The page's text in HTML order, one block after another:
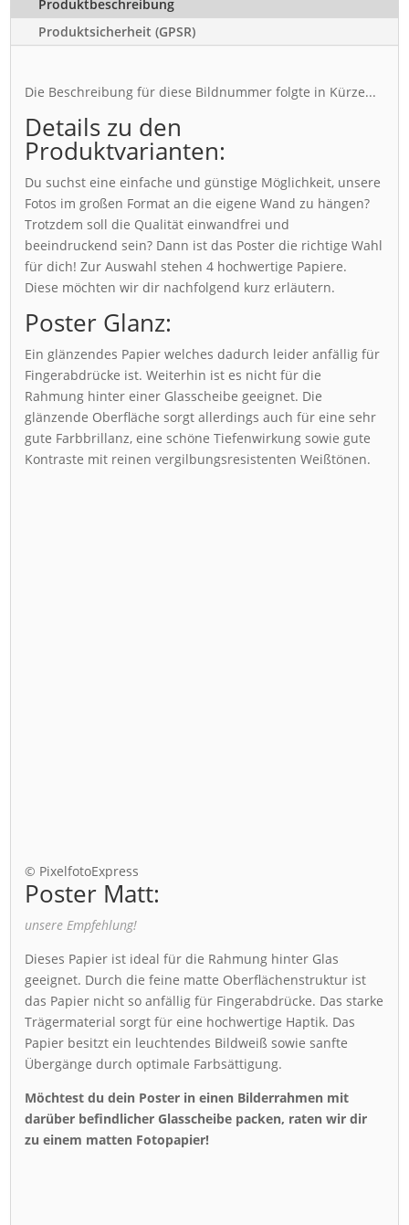
Produktbeschreibung
Produktsicherheit (GPSR)
Die Beschreibung für diese Bildnummer folgte in Kürze...
Details zu den
Produktvarianten:
Du suchst eine einfache und günstige Möglichkeit, unsere
Fotos im großen Format an die eigene Wand zu hängen?
Trotzdem soll die Qualität einwandfrei und
beeindruckend sein? Dann ist das Poster die richtige Wahl
für dich! Zur Auswahl stehen 4 hochwertige Papiere.
Diese möchten wir dir nachfolgend kurz erläutern.
Poster Glanz:
Ein glänzendes Papier welches dadurch leider anfällig für
Fingerabdrücke ist. Weiterhin ist es nicht für die
Rahmung hinter einer Glasscheibe geeignet. Die
glänzende Oberfläche sorgt allerdings auch für eine sehr
gute Farbbrillanz, eine schöne Tiefenwirkung sowie gute
Kontraste mit reinen vergilbungsresistenten Weißtönen.
© PixelfotoExpress
Poster Matt:
unsere Empfehlung!
Dieses Papier ist ideal für die Rahmung hinter Glas
geeignet. Durch die feine matte Oberflächenstruktur ist
das Papier nicht so anfällig für Fingerabdrücke. Das starke
Trägermaterial sorgt für eine hochwertige Haptik. Das
Papier besitzt ein leuchtendes Bildweiß sowie sanfte
Übergänge durch optimale Farbsättigung.
Möchtest du dein Poster in einen Bilderrahmen mit
darüber befindlicher Glasscheibe packen, raten wir dir
zu einem matten Fotopapier!